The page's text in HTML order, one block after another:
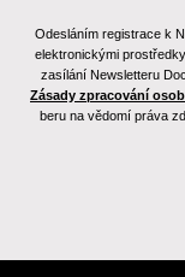
Odesláním registrace k
elektronickými
zasílání Newsletteru
Zásady zpracování
beru na vědomí práva